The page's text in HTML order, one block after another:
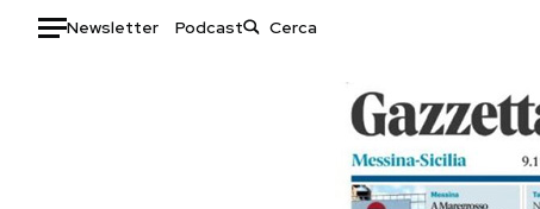
Newsletter Podcast
Auto